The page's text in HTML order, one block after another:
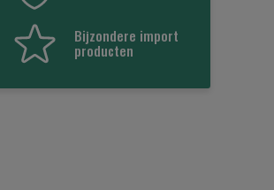
Bijzondere import
producten